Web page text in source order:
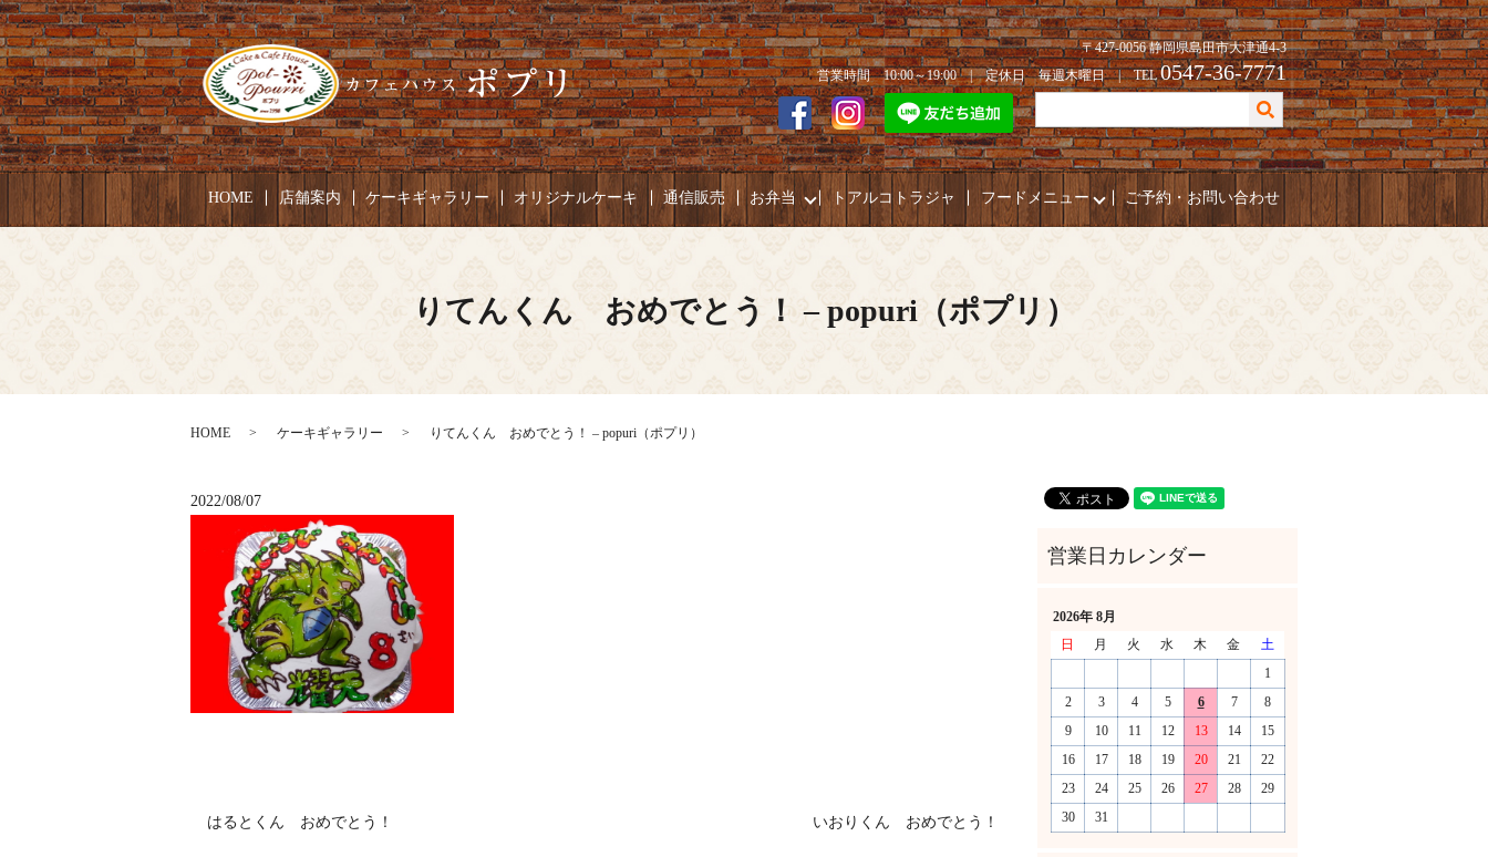
〒427-0056 静岡県島田市大津通4-3
営業時間 10:00～19:00 | 定休日 毎週木曜日 | TEL0547-36-7771
HOME 店舗案内 ケーキギャラリー オリジナルケーキ 通信販売 お弁当 トアルコトラジャ フードメニュー ご予約・お問い合わせ
りてんくん おめでとう！ – popuri（ポプリ）
HOME ケーキギャラリー りてんくん おめでとう！ – popuri（ポプリ）
2022/08/07
はるとくん おめでとう！ いおりくん おめでとう！
2026年 8月
日
月 火 水 木 金
土
1
2
3 4 5 6 7
8
9
10 11 12 13 14
15
16
17 18 19 20 21
22
23
24 25 26 27 28
29
30
31